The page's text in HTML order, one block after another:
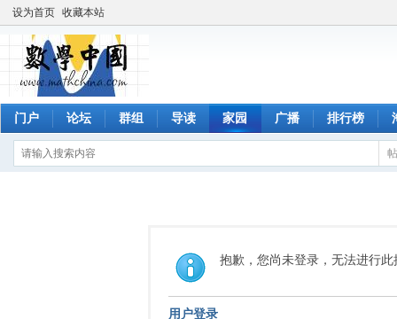
设为首页 收藏本站
门户 论坛 群组 导读 家园 广播 排行榜
抱歉，您尚未登录，无法进行此
用户登录